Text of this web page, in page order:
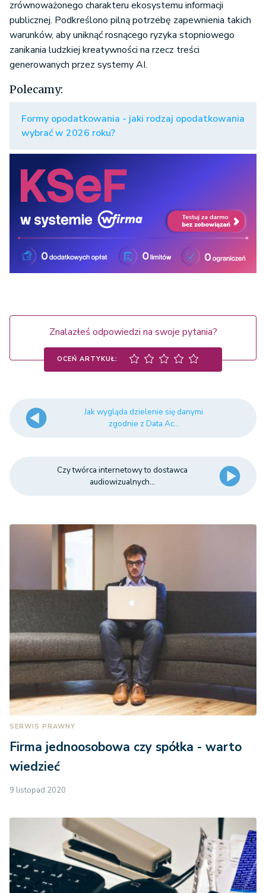
publicznej. Podkreślono pilną potrzebę zapewnienia takich
warunków, aby uniknąć rosnącego ryzyka stopniowego
zanikania ludzkiej kreatywności na rzecz treści
generowanych przez systemy AI.
wybrać w 2026 roku?
Znalazłeś odpowiedzi na swoje pytania?
OCEŃ ARTYKUŁ:
zgodnie z Data Ac...
audiowizualnych...
SERWIS PRAWNY
Firma jednoosobowa czy spółka - warto
wiedzieć